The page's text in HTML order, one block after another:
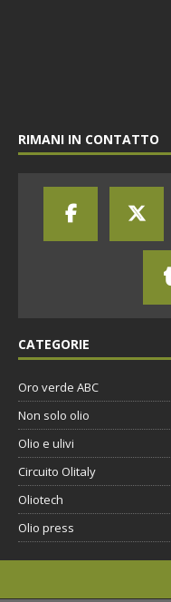
RIMANI IN CONTATTO
CATEGORIE
Oro verde ABC
Non solo olio
Olio e ulivi
Circuito Olitaly
Oliotech
Olio press